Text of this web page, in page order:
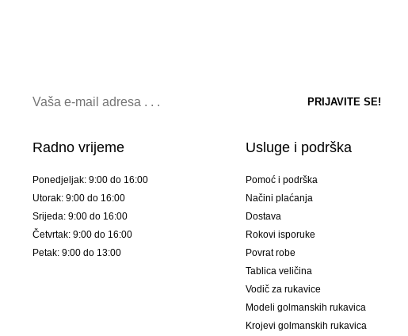
Radno vrijeme
Ponedjeljak: 9:00 do 16:00
Utorak: 9:00 do 16:00
Srijeda: 9:00 do 16:00
Četvrtak: 9:00 do 16:00
Petak: 9:00 do 13:00
Usluge i podrška
Pomoć i podrška
Načini plaćanja
Dostava
Rokovi isporuke
Povrat robe
Tablica veličina
Vodič za rukavice
Modeli golmanskih rukavica
Krojevi golmanskih rukavica